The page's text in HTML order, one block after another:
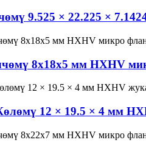
9.525 × 22.225 ×
8x18x5 мм HXHV
12 × 19.5 × 4 мм